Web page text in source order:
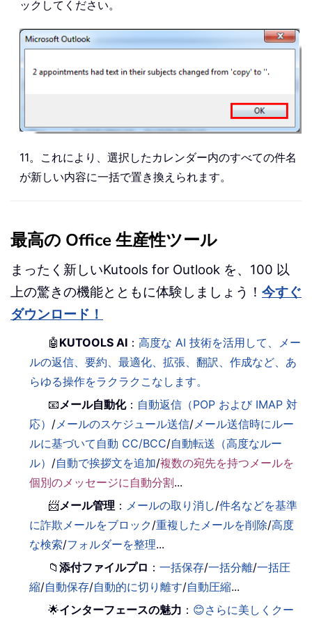
ックしてください。
11。これにより、選択したカレンダー内のすべての件名
が新しい内容に一括で置き換えられます。
最高の Office 生産性ツール
まったく新しいKutools for Outlook を、100 以
上の驚きの機能とともに体験しましょう！ 今すぐ
ダウンロード！
🤖 KUTOOLS AI ：高度な AI 技術を活用して、メー
ルの返信、要約、最適化、拡張、翻訳、作成など、あ
らゆる操作をラクラクこなします。
📧メール自動化： 自動返信（POP および IMAP 対
応） /メールのスケジュール送信/メール送信時にルー
ルに基づいて自動 CC/BCC/自動転送（高度なルー
ル） /自動で挨拶文を追加/複数の宛先を持つメールを
個別のメッセージに自動分割...
📨メール管理 ： メールの取り消し/件名などを基準
に詐欺メールをブロック/重複したメールを削除/高度
な検索/フォルダーを整理...
📁添付ファイルプロ ：一括保存/一括分離/一括圧
縮/自動保存/自動的に切り離す/自動圧縮...
🌟インターフェースの魅力 ： 😊さらに美しくクー